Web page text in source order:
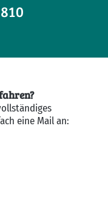
eine Mail an: